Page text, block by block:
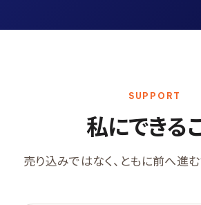
SUPPORT
私にできる
売り込みではなく、ともに前へ進